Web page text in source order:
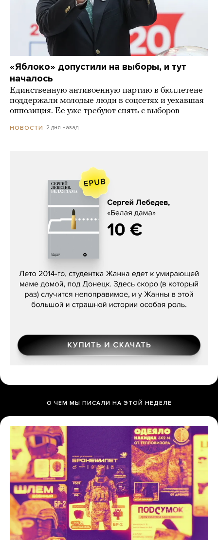
«Яблоко» допустили на выборы, и тут
началось
Единственную антивоенную партию в бюллетене
поддержали молодые люди в соцсетях и уехавшая
оппозиция. Ее уже требуют снять с выборов
НОВОСТИ 2 дня назад
Сергей Лебедев, «Белая дама»
О ЧЕМ МЫ ПИСАЛИ НА ЭТОЙ НЕДЕЛЕ